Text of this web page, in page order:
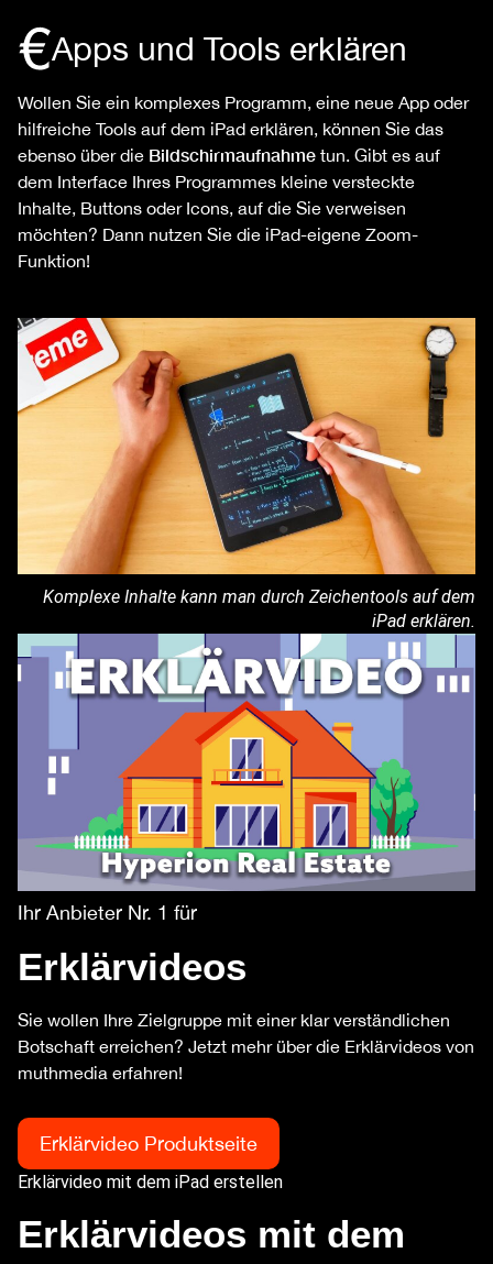
Apps und Tools erklären
Wollen Sie ein komplexes Programm, eine neue App oder
hilfreiche Tools auf dem iPad erklären, können Sie das
ebenso über die Bildschirmaufnahme tun. Gibt es auf
dem Interface Ihres Programmes kleine versteckte
Inhalte, Buttons oder Icons, auf die Sie verweisen
möchten? Dann nutzen Sie die iPad-eigene Zoom-
Funktion!
Komplexe Inhalte kann man durch Zeichentools auf dem
iPad erklären.
Ihr Anbieter Nr. 1 für
Erklärvideos
Sie wollen Ihre Zielgruppe mit einer klar verständlichen
Botschaft erreichen? Jetzt mehr über die Erklärvideos von
muthmedia erfahren!
Erklärvideo Produktseite
Erklärvideo mit dem iPad erstellen
Erklärvideos mit dem